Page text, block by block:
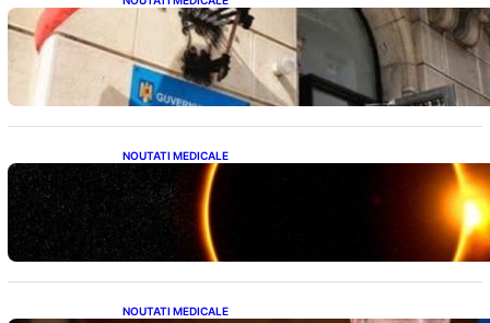
Investiția Ministerului Sănătății: 174 de
milioane de lei pentru modernizarea
sistemului sanitar din România
NOUTATI MEDICALE
Eclipsa de Soare din august 2026: Un
Spectacol Astronomic Pe Cerul României
NOUTATI MEDICALE